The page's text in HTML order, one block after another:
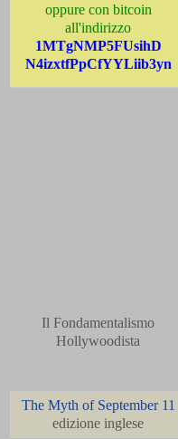
oppure con bitcoin
all'indirizzo
1MTgNMP5FUsihD
N4izxtfPpCfYYLiib3yn
Il Fondamentalismo
Hollywoodista
The Myth of September 11
edizione inglese